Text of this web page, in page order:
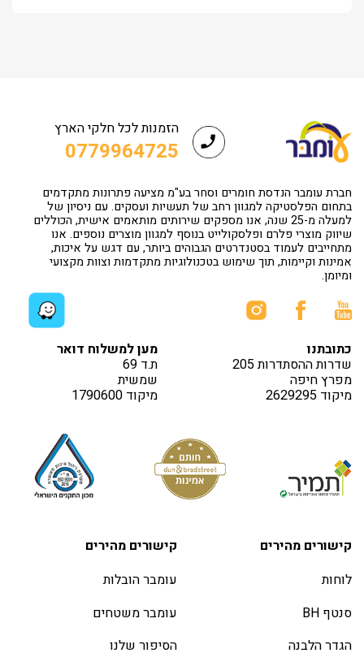
הזמנות לכל חלקי הארץ
0779964725
חברת עומבר הנדסת חומרים וסחר בע"מ מציעה פתרונות מתקדמים
בתחום הפלסטיקה למגוון רחב של תעשיות ועסקים. עם ניסיון של
למעלה מ-25 שנה, אנו מספקים שירותים מותאמים אישית, הכוללים
שיווק מוצרי פלרם ופלסקולייט בנוסף למגוון מוצרים נוספים. אנו
מתחייבים לעמוד בסטנדרטים הגבוהים ביותר, עם דגש על איכות,
אמינות וקיימות, תוך שימוש בטכנולוגיות מתקדמות וצוות מקצועי
ומיומן.
כתובתנו
שדרות ההסתדרות 205
מפרץ חיפה
מיקוד 2629295
מען למשלוח דואר
ת.ד 69
שמשית
מיקוד 1790600
קישורים מהירים
לוחות
סנטף BH
הגדר הלבנה
קישורים מהירים
עומבר הובלות
עומבר משטחים
הסיפור שלנו